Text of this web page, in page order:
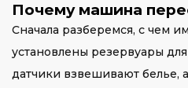
Почему машина
Сначала разберемся, с чем
установлены резервуары
датчики взвешивают белье,